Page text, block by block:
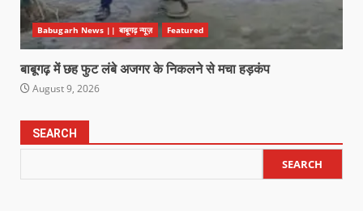
Babugarh News || बाबूगढ़ न्यूज़ Featured
बाबूगढ़ में छह फुट लंबे अजगर के निकलने से मचा हड़कंप
August 9, 2026
SEARCH
SEARCH